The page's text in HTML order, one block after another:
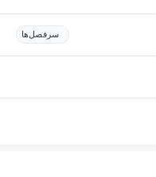
سرفصل‌ها